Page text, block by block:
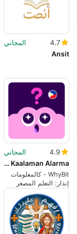
4.7
المجاني
Ansit
4.9
المجاني
WhyBit - Kaalaman Alarma
WhyBit - كالمعلومات
إنذار: التعلم المصغر
على شاشة قفل أندرويد
الخاصة بك